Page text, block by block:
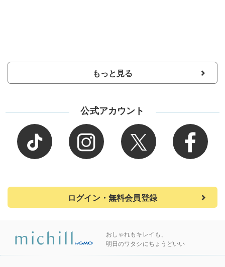
もっと見る
公式アカウント
ログイン・無料会員登録
おしゃれもキレイも、
明日のワタシにちょうどいい